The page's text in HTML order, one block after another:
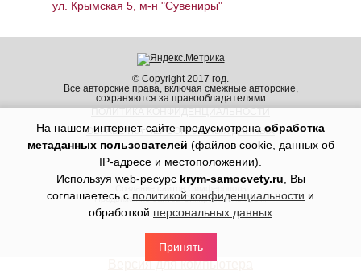
На нашем интернет-сайте предусмотрена обработка
метаданных пользователей (файлов cookie, данных об
IP-адресе и местоположении).
Используя web-ресурс krym-samocvety.ru , Вы
соглашаетесь с политикой конфиденциальности и
обработкой персональных данных
Принять
ул. Крымская 5, м-н "Сувениры"
© Copyright 2017 год.
Все авторские права, включая смежные авторские,
сохраняются за правообладателями
ПОЛИТИКА КОНФИДЕНЦИАЛЬНОСТИ
ОБРАБОТКА ПЕРСОНАЛЬНЫХ ДАННЫХ
Создание сайтов Симферополь
Продвижение сайтов Симферополь Крым
Версия для компьютера